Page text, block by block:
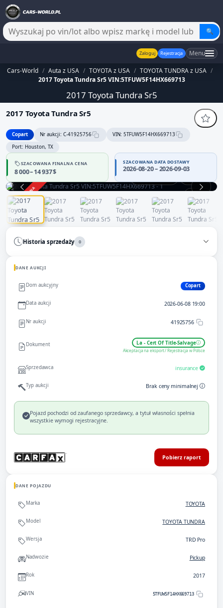
🔍
Zaloguj Rejestracja Menu
Cars-World / Auta z USA / TOYOTA z USA / TOYOTA TUNDRA z USA /
2017 Toyota Tundra Sr5 VIN:5TFUW5F14HX669713
2017 Toyota Tundra Sr5
2017 Toyota Tundra Sr5
Copart Nr aukcji: C-41925756
VIN: 5TFUW5F14HX669713
Port: Houston, TX
SZACOWANA FINALNA CENA
8 000 – 14 937 $
SZACOWANA DATA DOSTAWY
2026-08-20 – 2026-09-03
ZAKOŃCZONA
Historia sprzedaży 0
DANE AUKCJI
Dom aukcyjny Copart
Data aukcji 2026-06-08 19:00
Nr aukcji 41925756
Dokument La - Cert Of Title-Salvage
Akceptacja na eksport / Rejestracja w Polsce
Sprzedawca insurance
Typ aukcji Brak ceny minimalnej
Pojazd pochodzi od zaufanego sprzedawcy, a tytuł własności spełnia
wszystkie wymogi rejestracyjne.
Pobierz raport
DANE POJAZDU
Marka TOYOTA
Model TOYOTA TUNDRA
Wersja TRD Pro
Nadwozie Pickup
Rok 2017
VIN 5TFUW5F14HX669713